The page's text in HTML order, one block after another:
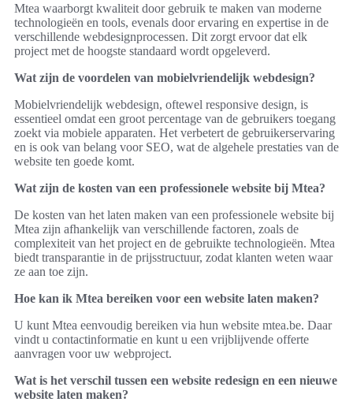
Mtea waarborgt kwaliteit door gebruik te maken van moderne
technologieën en tools, evenals door ervaring en expertise in de
verschillende webdesignprocessen. Dit zorgt ervoor dat elk
project met de hoogste standaard wordt opgeleverd.
Wat zijn de voordelen van mobielvriendelijk webdesign?
Mobielvriendelijk webdesign, oftewel responsive design, is
essentieel omdat een groot percentage van de gebruikers toegang
zoekt via mobiele apparaten. Het verbetert de gebruikerservaring
en is ook van belang voor SEO, wat de algehele prestaties van de
website ten goede komt.
Wat zijn de kosten van een professionele website bij Mtea?
De kosten van het laten maken van een professionele website bij
Mtea zijn afhankelijk van verschillende factoren, zoals de
complexiteit van het project en de gebruikte technologieën. Mtea
biedt transparantie in de prijsstructuur, zodat klanten weten waar
ze aan toe zijn.
Hoe kan ik Mtea bereiken voor een website laten maken?
U kunt Mtea eenvoudig bereiken via hun website mtea.be. Daar
vindt u contactinformatie en kunt u een vrijblijvende offerte
aanvragen voor uw webproject.
Wat is het verschil tussen een website redesign en een nieuwe
website laten maken?